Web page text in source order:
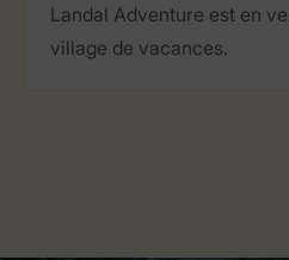
Landal Adventure est en
village de vacances.